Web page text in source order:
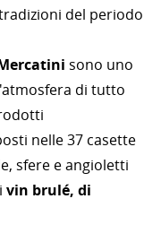
del periodo
sono uno
di tutto
nelle 37 casette
sfere e angioletti
vin brulé, di